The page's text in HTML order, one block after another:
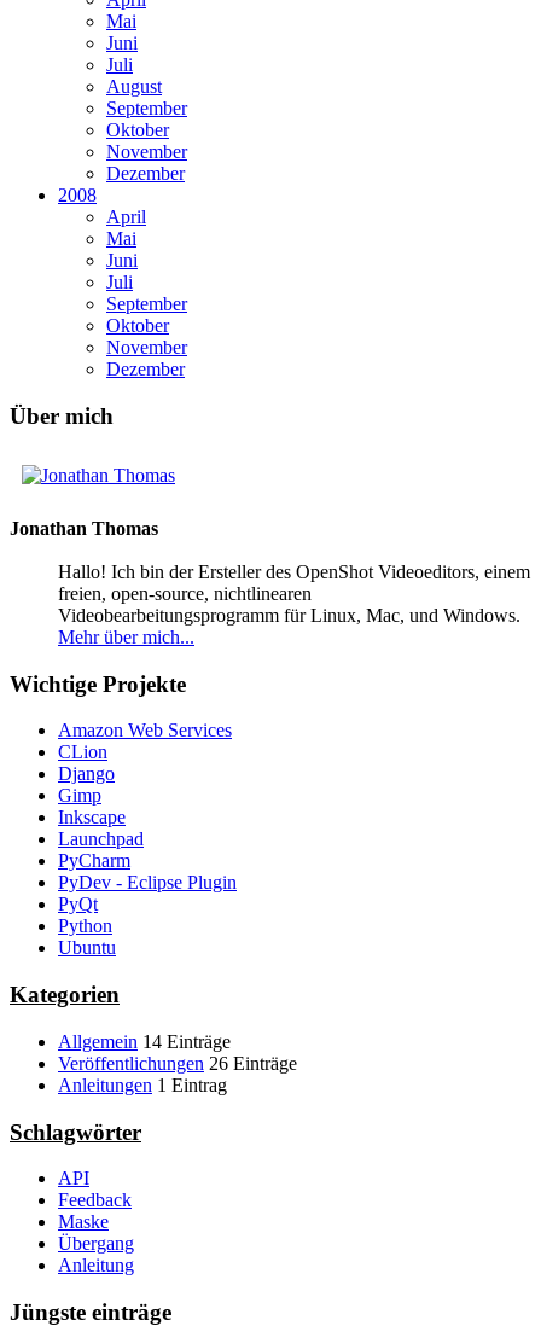
Mai
Juni
Juli
August
September
Oktober
November
Dezember
2008
April
Mai
Juni
Juli
September
Oktober
November
Dezember
Über mich
Jonathan Thomas
Hallo! Ich bin der Ersteller des OpenShot Videoeditors, einem
freien, open-source, nichtlinearen
Videobearbeitungsprogramm für Linux, Mac, und Windows.
Mehr über mich...
Wichtige Projekte
Amazon Web Services
CLion
Django
Gimp
Inkscape
Launchpad
PyCharm
PyDev - Eclipse Plugin
PyQt
Python
Ubuntu
Kategorien
Allgemein 14 Einträge
Veröffentlichungen 26 Einträge
Anleitungen 1 Eintrag
Schlagwörter
API
Feedback
Maske
Übergang
Anleitung
Jüngste einträge